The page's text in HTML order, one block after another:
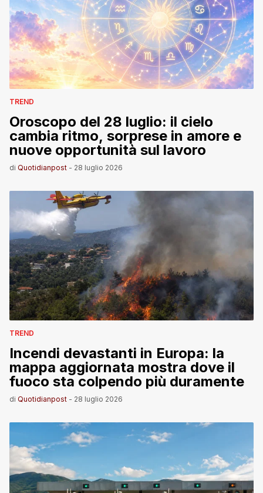
TREND
Oroscopo del 28 luglio: il cielo
cambia ritmo, sorprese in amore e
nuove opportunità sul lavoro
di Quotidianpost - 28 luglio 2026
TREND
Incendi devastanti in Europa: la
mappa aggiornata mostra dove il
fuoco sta colpendo più duramente
di Quotidianpost - 28 luglio 2026